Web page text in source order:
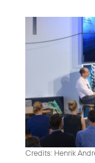
Credits: Henrik